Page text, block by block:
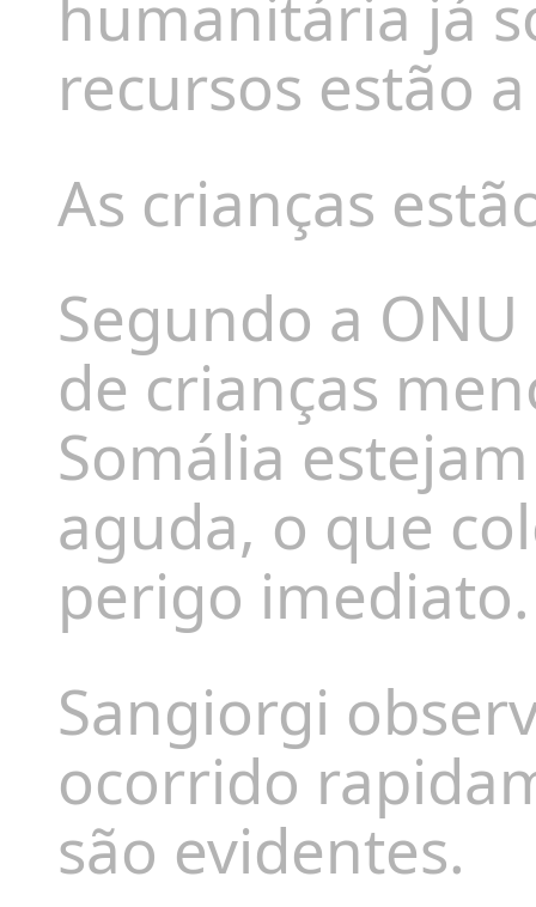
recursos estão
As crianças
Segundo a
de crianças
Somália
aguda, o que
perigo imediato.
Sangiorgi
ocorrido
são evidentes.